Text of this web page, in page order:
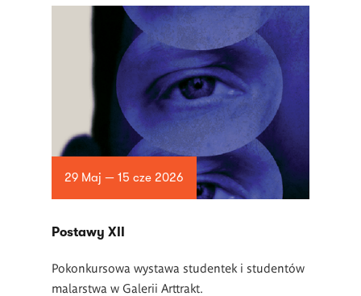
29 Maj — 15 cze 2026
Postawy XII
Pokonkursowa wystawa studentek i studentów
malarstwa w Galerii Arttrakt.